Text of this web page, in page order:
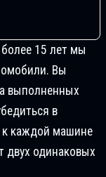
15 лет мы
Вы
выполненных
в
к каждой машине
двух одинаковых